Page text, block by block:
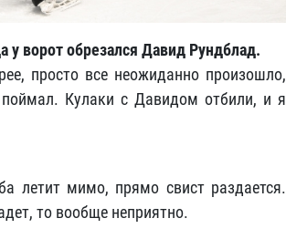
у ворот обрезался Давид Рундблад.
просто все неожиданно произошло,
Кулаки с Давидом отбили, и я
летит мимо, прямо свист раздается.
то вообще неприятно.